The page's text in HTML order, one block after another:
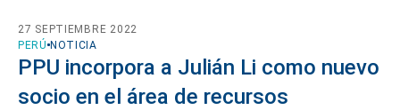
PERÚ NOTICIA
27 SEPTIEMBRE 2022
PPU incorpora a Julián Li como nuevo
socio en el área de recursos